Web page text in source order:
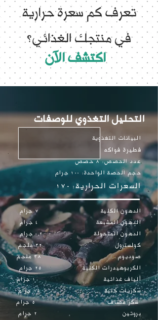
اكتشف الآن
تعرف كم سعرة حرارية
في منتجك الغذائي؟
التحليل التغذوي للوصفات
البيانات التغذوية
فطيرة فواكه
عدد الحصص: 8 حصص
حجم الحصة الواحدة: 100 جرام
السعرات الحرارية: 170
الدهون الكلية 7 جرام
الدهون المشبعة 4 جرام
الدهون المتحولة 0,2 جرام
كولسترول 32 ملجم
صوديوم 38 ملجم
الكربوهيدرات الكلية 25 جرام
ألياف غذائية 1 جرام
سكريات كلية 15 جرام
سكر مضاف 5 جرام
بروتين 2 جرام